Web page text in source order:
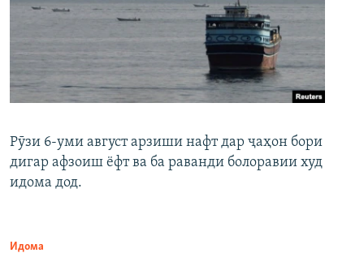
Рӯзи 6-уми август арзиши нафт дар ҷаҳон бори
дигар афзоиш ёфт ва ба раванди болоравии худ
идома дод.
Идома